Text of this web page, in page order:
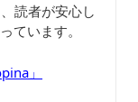
読者が安心し
ています。
」